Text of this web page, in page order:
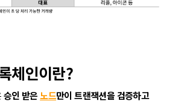
체인이란?
승인 받은노드만이 트랜잭션을 검증하고